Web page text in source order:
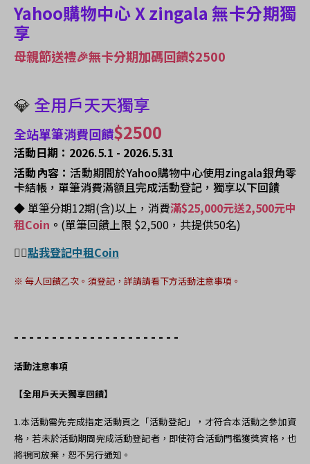
Yahoo購物中心 X zingala 無卡分期獨
享
母親節送禮🎉無卡分期加碼回饋$2500
💎 全用戶天天獨享
全站單筆消費回饋$2500
活動日期：2026.5.1 - 2026.5.31
活動內容： 活動期間於Yahoo購物中心使用zingala銀角零
卡結帳，單筆消費滿額且完成活動登記，獨享以下回饋
◆ 單筆分期12期(含)以上， 消費滿$25,000元送2,500元中
租Coin 。 (單筆回饋上限 $2,500，共提供50名)
👉🏻點我登記中租Coin
※ 每人回饋乙次。須登記，詳請請看下方活動注意事項。
- - - - - - - - - - - - - - - - - - - - - -
活動注意事項
【全用戶天天獨享回饋】
1.本活動需先完成指定活動頁之「活動登記」，才符合本活動之參加資
格，若未於活動期間完成活動登記者，即使符合活動門檻獲獎資格，也
將視同放棄，恕不另行通知。